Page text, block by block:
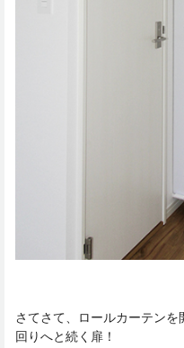
さてさて、ロールカーテン
回りへと続く扉！